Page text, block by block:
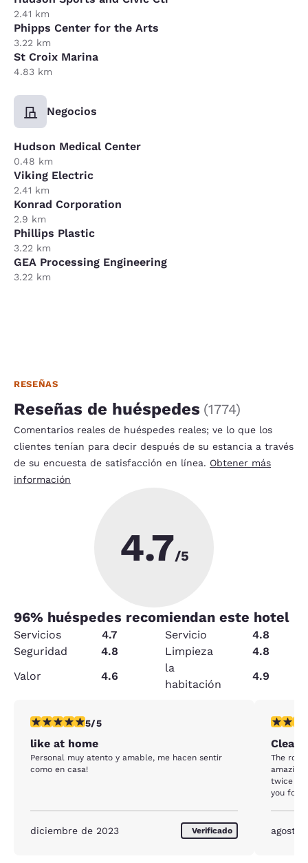
2.41 km
Phipps Center for the Arts
3.22 km
St Croix Marina
4.83 km
Negocios
Hudson Medical Center
0.48 km
Viking Electric
2.41 km
Konrad Corporation
2.9 km
Phillips Plastic
3.22 km
GEA Processing Engineering
3.22 km
RESEÑAS
Reseñas de huéspedes (1774)
Comentarios reales de huéspedes reales; ve lo que los
clientes tenían para decir después de su estancia a través
de su encuesta de satisfacción en línea. Obtener más
información
4.7/5
96% huéspedes recomiendan este hotel
Servicios 4.7 Servicio
4.8
Seguridad
4.8 Limpieza
4.8
Valor
4.6
la
habitación
4.9
calificación de 5 estrellas. Excepcional. 1 reseña
5/5
like at home
Personal muy atento y amable, me hacen sentir
como en casa!
diciembre de 2023 Verificado
The
twice
you for
agosto